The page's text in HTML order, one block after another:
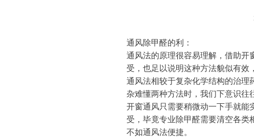
通风除甲醛的利：
通风法的原理很容易理解，借助开
受，也足以说明这种方法貌似有效
通风法相较于复杂化学结构的治理
杂难懂两种方法时，我们下意识往
开窗通风只需要稍微动一下手就能
受，毕竟专业除甲醛需要清空各类
不如通风法便捷。